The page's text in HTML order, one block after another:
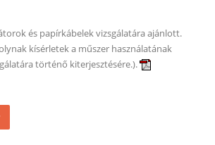
és papírkábelek vizsgálatára ajánlott.
kísérletek a műszer használatának
történő kiterjesztésére.).